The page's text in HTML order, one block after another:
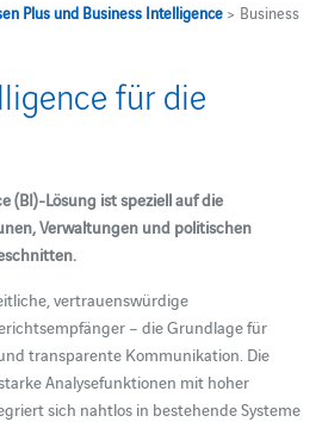
Plus und Business Intelligence> Business
für die
(BI)-Lösung ist speziell auf die
Verwaltungen und politischen
vertrauenswürdige
– die Grundlage für
transparente Kommunikation. Die
Analysefunktionen mit hoher
sich nahtlos in bestehende Systeme